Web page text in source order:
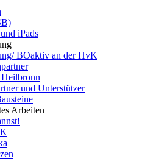
iPads
BOaktiv an der HvK
und Unterstützer
Arbeiten